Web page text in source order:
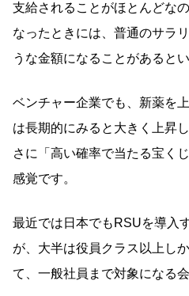
支給されることがほとんどな
なったときには、普通のサラ
うな金額になることがあると
ベンチャー企業でも、新薬を
は長期的にみると大きく上昇
さに「高い確率で当たる宝く
感覚です。
最近では日本でもRSUを導入
が、大半は役員クラス以上し
て、一般社員まで対象になる